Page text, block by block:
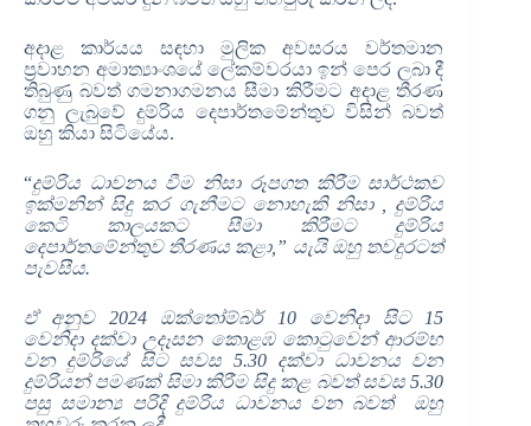
අදාළ කාර්යය සඳහා මුලික අවසරය වර්තමාන
ප්‍රවාහන අමාත්‍යාංශයේ ලේකම්වරයා ඉන් පෙර ලබා දී
තිබුණු බවත් ගමනාගමනය සීමා කිරීමට අදාළ තීරණ
ගනු ලැබුවේ දුම්රිය දෙපාර්තමේන්තුව විසින් බවත්
ඔහු කියා සිටියේය.
“දුම්රිය ධාවනය වීම නිසා රූපගත කිරීම සාර්ථකව
ඉක්මනින් සිදු කර ගැනීමට නොහැකි නිසා , දුම්රිය
කෙටි කාලයකට සීමා කිරීමට දුම්රිය
දෙපාර්තමේන්තුව තීරණය කළා,” යැයි ඔහු තවදුරටත්
පැවසීය.
ඒ අනුව 2024 ඔක්තෝම්බර් 10 වෙනිදා සිට 15
වෙනිදා දක්වා උදෑසන කොළඹ කොටුවෙන් ආරම්භ
වන දුම්රියේ සිට සවස 5.30 දක්වා ධාවනය වන
දුම්රියන් පමණක් සිමා කිරීම සිදු කළ බවත් සවස 5.30
පසු සමාන්‍ය පරිදි දුම්රිය ධාවනය වන බවත් ඔහු